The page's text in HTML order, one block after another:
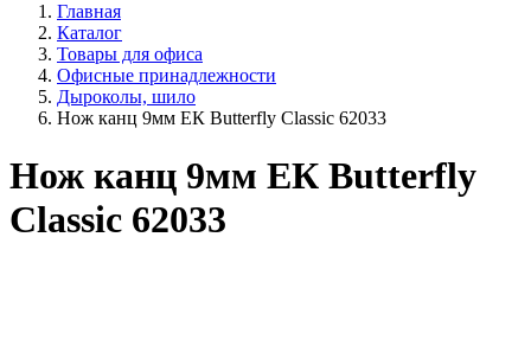
Главная
Каталог
Товары для офиса
Офисные принадлежности
Дыроколы, шило
Нож канц 9мм ЕК Butterfly Classic 62033
Нож канц 9мм ЕК Butterfly
Classic 62033